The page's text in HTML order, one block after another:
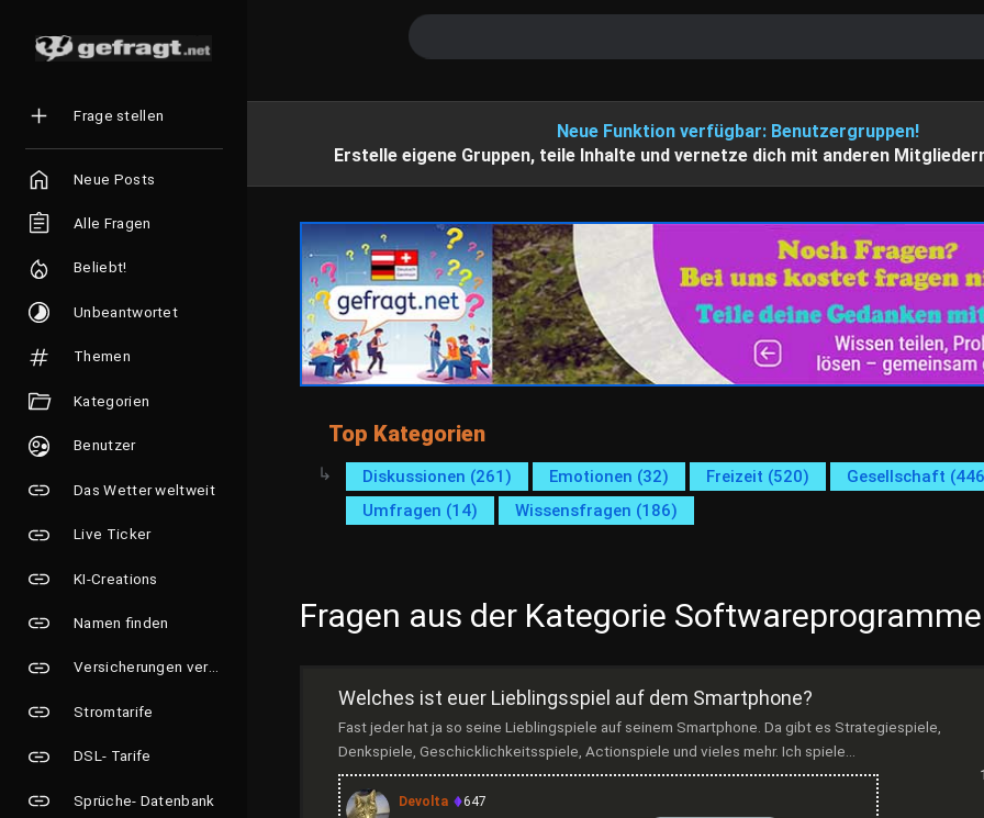
Neue Funktion verfügbar: Benutzergruppen!
Erstelle eigene Gruppen, teile Inhalte und vernetze dich mit anderen
Frage stellen
Neue Posts
Alle Fragen
Beliebt!
Unbeantwortet
Themen
Kategorien
Benutzer
Das Wetter weltweit
Live Ticker
KI-Creations
Namen finden
Versicherungen vergleichen
Stromtarife
DSL- Tarife
Sprüche- Datenbank
Top Kategorien
Diskussionen (261) Emotionen (32) Freizeit (520) Gesellschaft
Umfragen (14)
Wissensfragen (186)
Fragen aus der Kategorie Softwareprogramme
Welches ist euer Lieblingsspiel auf dem Smartphone?
Fast jeder hat ja so seine Lieblingspiele auf seinem Smartphone. Da gibt es Strategiespiele,
Denkspiele, Geschicklichkeitsspiele, Actionspiele und vieles mehr. Ich spiele...
Devolta
647